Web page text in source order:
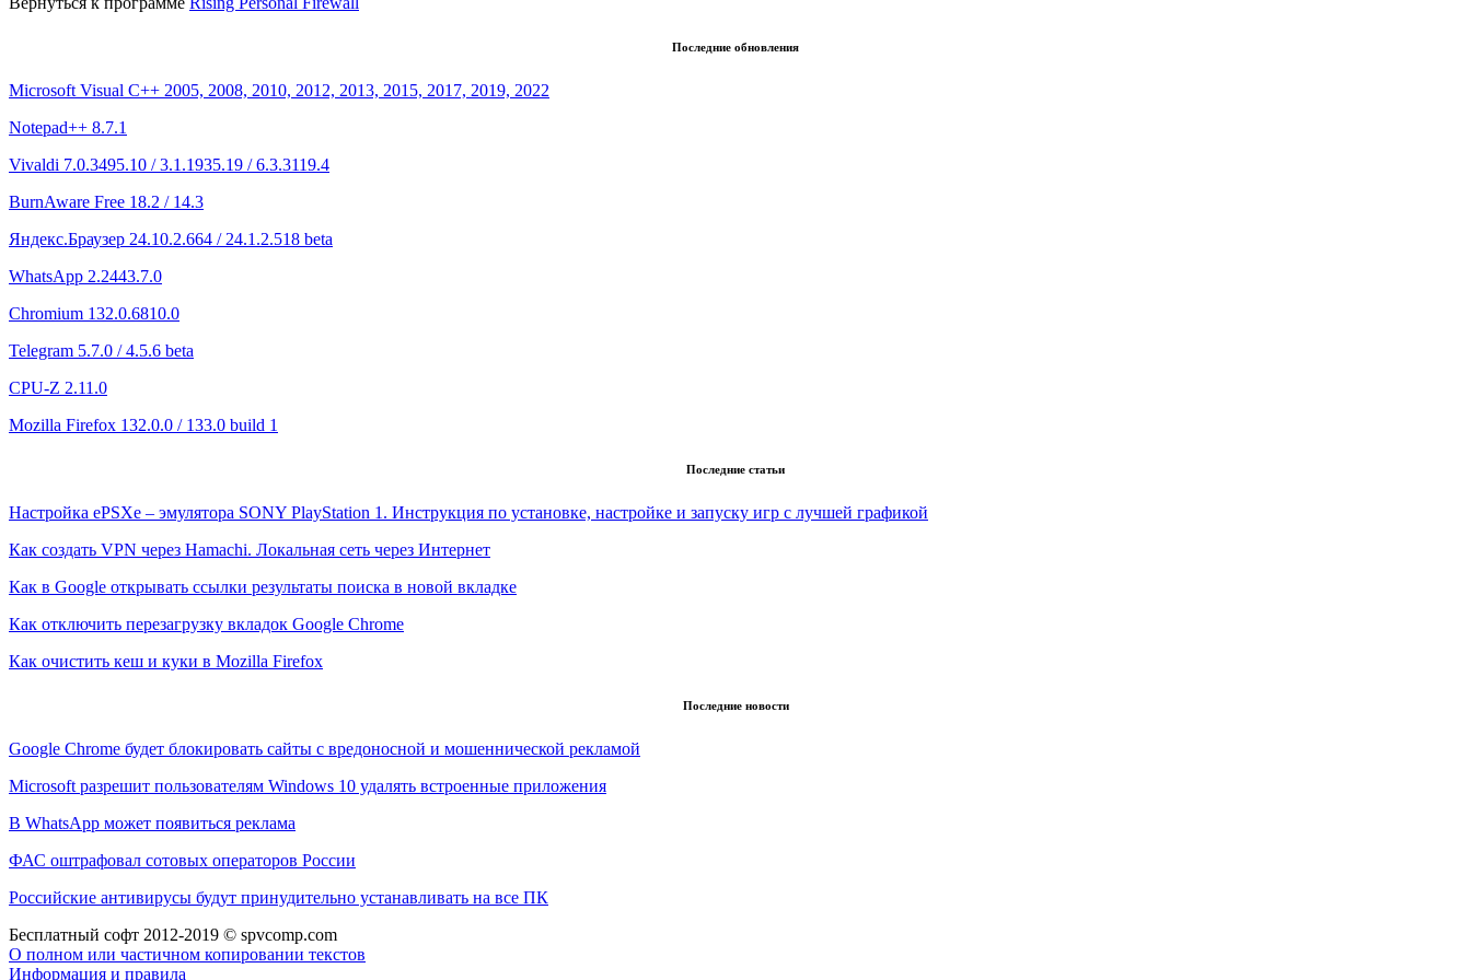
Последние обновления
Microsoft Visual C++ 2005, 2008, 2010, 2012, 2013, 2015, 2017, 2019, 2022
Notepad++ 8.7.1
Vivaldi 7.0.3495.10 / 3.1.1935.19 / 6.3.3119.4
BurnAware Free 18.2 / 14.3
Яндекс.Браузер 24.10.2.664 / 24.1.2.518 beta
WhatsApp 2.2443.7.0
Chromium 132.0.6810.0
Telegram 5.7.0 / 4.5.6 beta
CPU-Z 2.11.0
Mozilla Firefox 132.0.0 / 133.0 build 1
Последние статьи
Настройка ePSXe – эмулятора SONY PlayStation 1. Инструкция по установке, настройке и запуску игр с лучшей графикой
Как создать VPN через Hamachi. Локальная сеть через Интернет
Как в Google открывать ссылки результаты поиска в новой вкладке
Как отключить перезагрузку вкладок Google Chrome
Как очистить кеш и куки в Mozilla Firefox
Последние новости
Google Chrome будет блокировать сайты с вредоносной и мошеннической рекламой
Microsoft разрешит пользователям Windows 10 удалять встроенные приложения
В WhatsApp может появиться реклама
ФАС оштрафовал сотовых операторов России
Российские антивирусы будут принудительно устанавливать на все ПК
Бесплатный софт 2012-2019 © spvcomp.com
О полном или частичном копировании текстов
Информация и правила